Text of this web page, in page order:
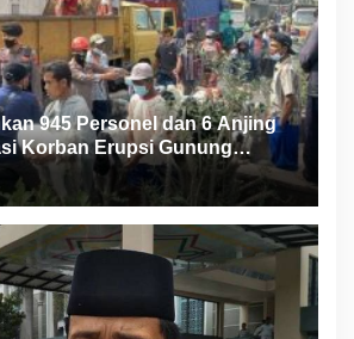
945 Personel dan 6 Anjing
Korban Erupsi Gunung